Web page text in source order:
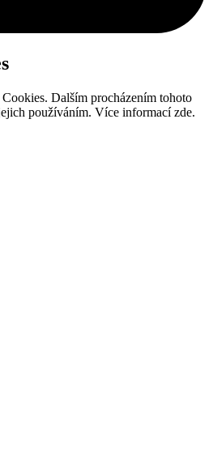
Dalším procházením tohoto
používáním. Více informací zde.